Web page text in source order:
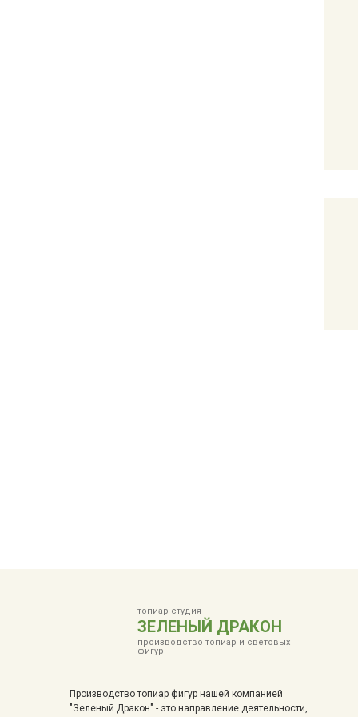
топиар студия
ЗЕЛЕНЫЙ ДРАКОН
производство топиар и световых
фигур
Производство топиар фигур нашей компанией
"Зеленый Дракон" - это направление деятельности,